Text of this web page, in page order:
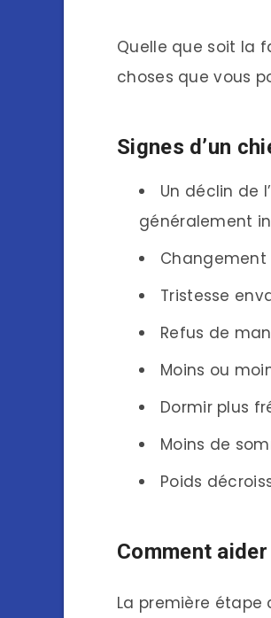
Quelle que soit la
choses que vous
Signes d’un
Un déclin de
généralement
Changement
Tristesse
Refus de
Moins ou
Dormir plus
Moins de
Poids
Comment
La première